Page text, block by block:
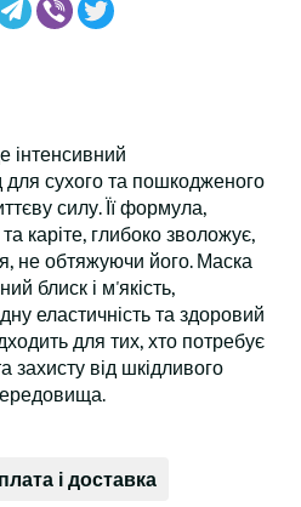
інтенсивний
сухого та пошкодженого
силу. Її формула,
каріте, глибоко зволожує,
не обтяжуючи його. Маска
блиск і м'якість,
еластичність та здоровий
для тих, хто потребує
захисту від шкідливого
і доставка